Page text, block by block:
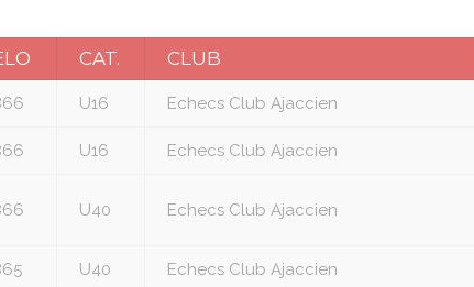
CAT. CLUB
U16 Echecs Club Ajaccien
U16 Echecs Club Ajaccien
U40 Echecs Club Ajaccien
U40 Echecs Club Ajaccien